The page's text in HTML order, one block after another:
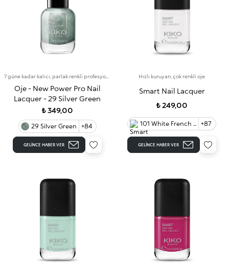
Oje - New Power Pro Nail
Lacquer - 29 Silver Green
₺ 349,00
29 Silver Green +84
GELINCE HABER VER
Hızlı kuruyan, çok renkli oje
Smart Nail Lacquer
₺ 249,00
101 White French 90 +87
GELINCE HABER VER